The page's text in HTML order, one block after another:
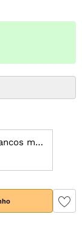
Velleman Farol com 7 LEDs brancos muito brilhantes